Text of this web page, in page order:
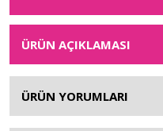
ÜRÜN AÇIKLAMASI
ÜRÜN YORUMLARI